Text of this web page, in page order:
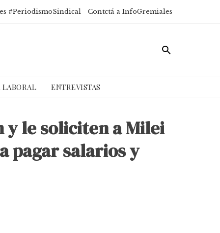
#PeriodismoSindical Contctá a InfoGremiales
LABORAL ENTREVISTAS
y le soliciten a Milei
pagar salarios y